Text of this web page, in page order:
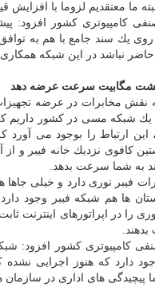
ما معتقدیم لزوما با
كامپیوتری كشور افزود:
روی یك سند جامع با هم به
نباشد در این شبكه همكاری
مگابیت سرعت عرضه دهد
شبكه مسی در كشور داریم كه
كافوی نزدیك خانه فیبر
به شما سرعت بدهد.
فیبر نوری دارد و خیلی
ها هم شبكه فیبر وجود
را در اپراتورهای اینترنت
كامپیوتری كشور افزود:
دارد كه هنوز اجرایی
پیچیدگی های اداری در